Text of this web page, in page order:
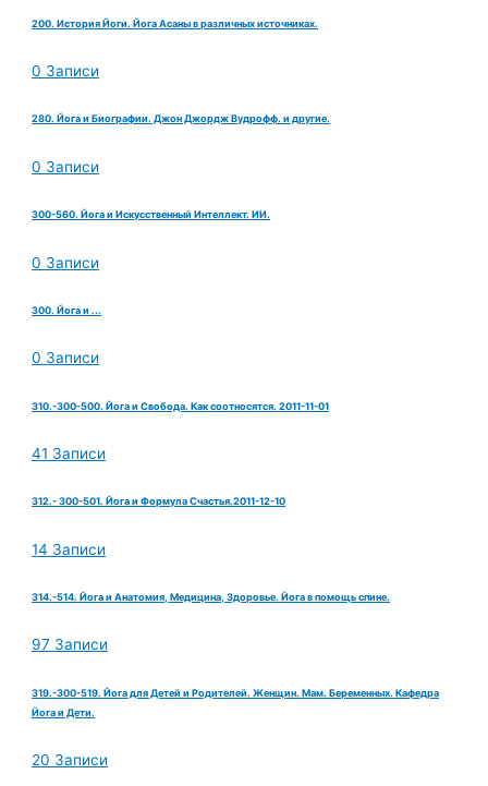
200. История Йоги. Йога Асаны в различных источниках.
0 Записи
280. Йога и Биографии. Джон Джордж Вудрофф. и другие.
0 Записи
300-560. Йога и Искусственный Интеллект. ИИ.
0 Записи
300. Йога и ...
0 Записи
310.-300-500. Йога и Свобода. Как соотносятся. 2011-11-01
41 Записи
312.- 300-501. Йога и Формула Счастья.2011-12-10
14 Записи
314.-514. Йога и Анатомия, Медицина, Здоровье. Йога в помощь спине.
97 Записи
319.-300-519. Йога для Детей и Родителей. Женщин. Мам. Беременных. Кафедра
Йога и Дети.
20 Записи